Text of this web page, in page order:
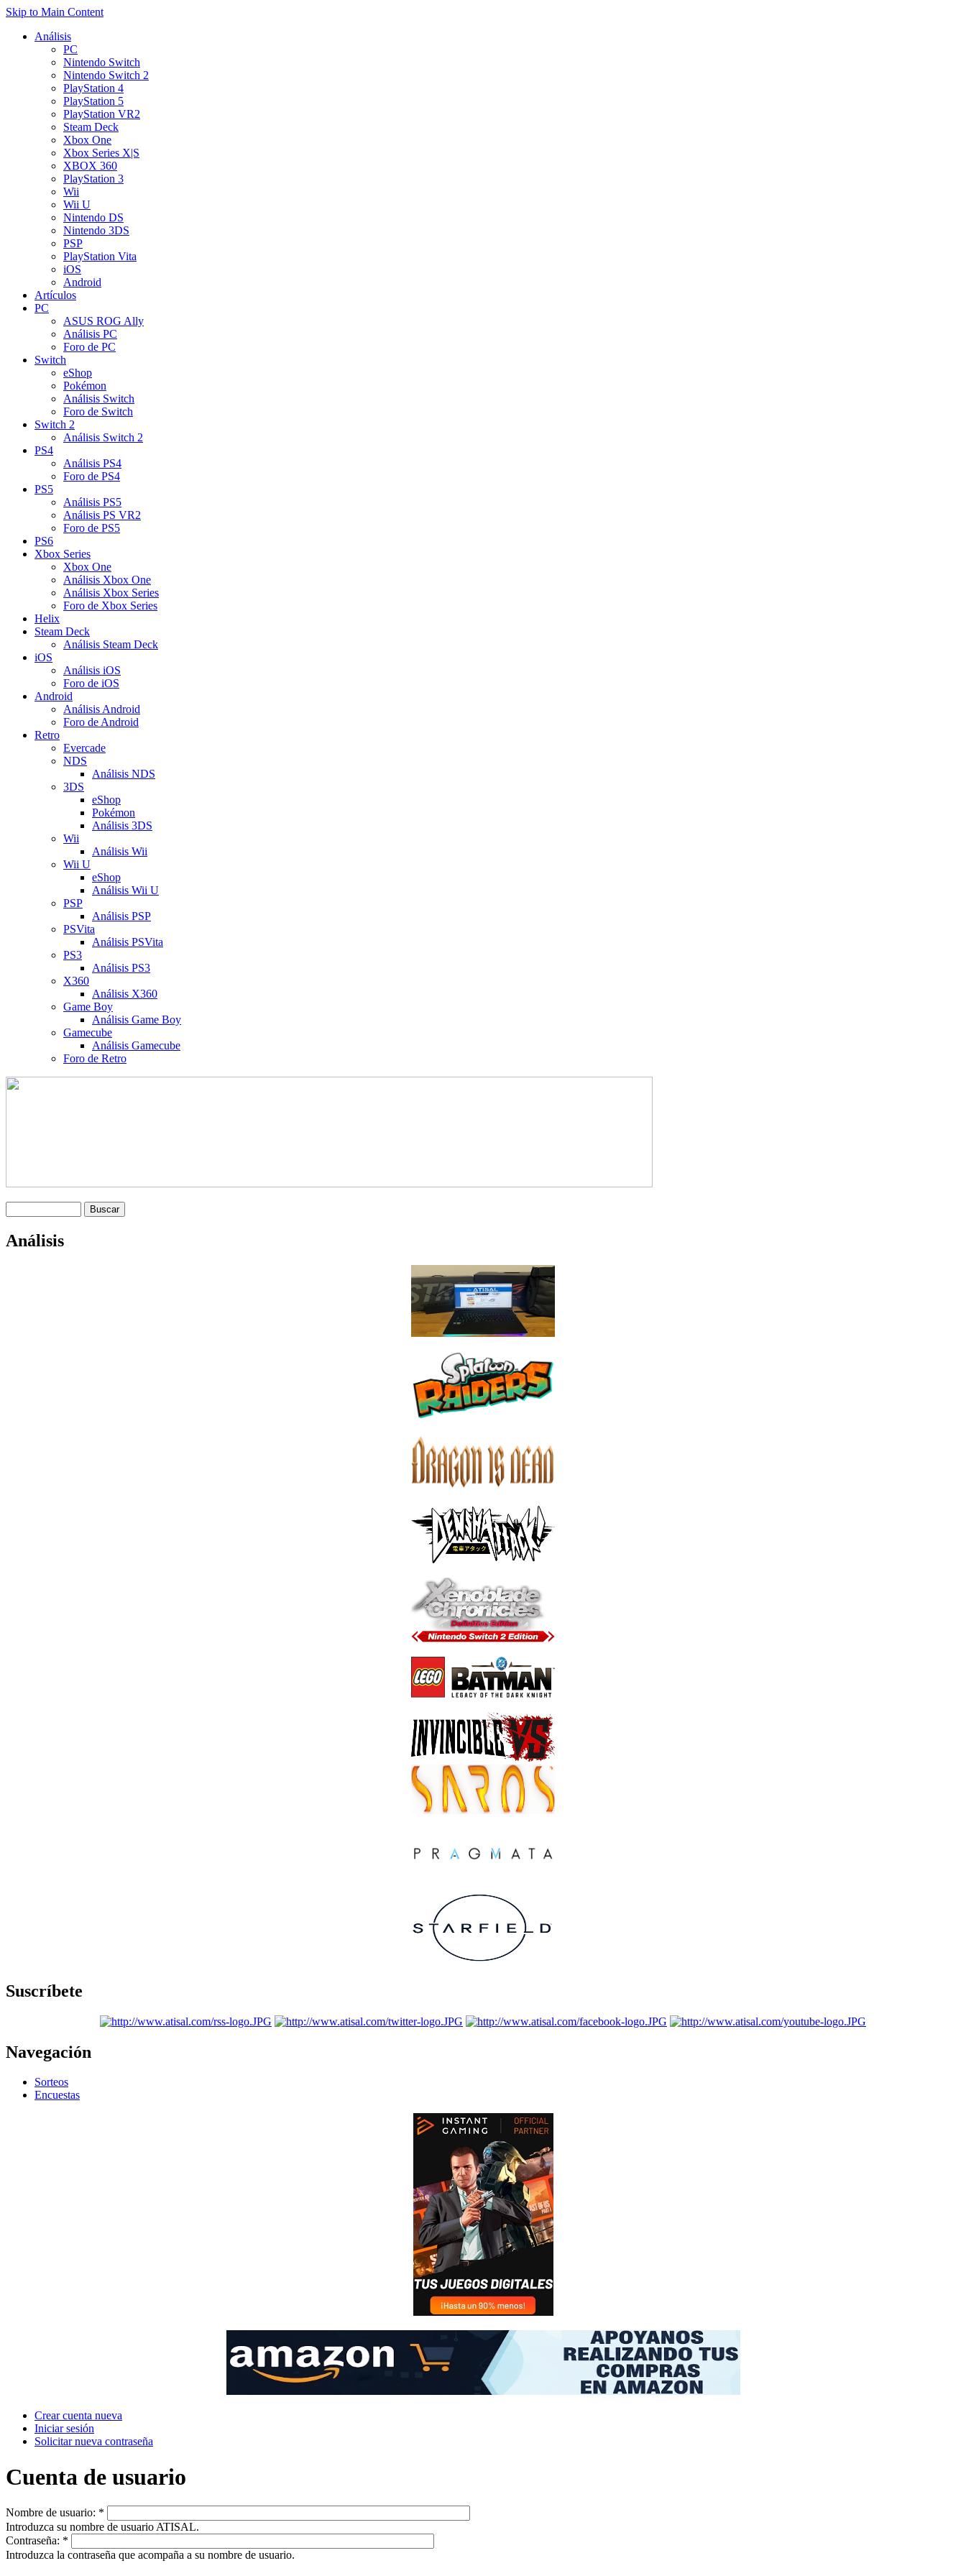
Skip to Main Content
Análisis
PC
Nintendo Switch
Nintendo Switch 2
PlayStation 4
PlayStation 5
PlayStation VR2
Steam Deck
Xbox One
Xbox Series X|S
XBOX 360
PlayStation 3
Wii
Wii U
Nintendo DS
Nintendo 3DS
PSP
PlayStation Vita
iOS
Android
Artículos
PC
ASUS ROG Ally
Análisis PC
Foro de PC
Switch
eShop
Pokémon
Análisis Switch
Foro de Switch
Switch 2
Análisis Switch 2
PS4
Análisis PS4
Foro de PS4
PS5
Análisis PS5
Análisis PS VR2
Foro de PS5
PS6
Xbox Series
Xbox One
Análisis Xbox One
Análisis Xbox Series
Foro de Xbox Series
Helix
Steam Deck
Análisis Steam Deck
iOS
Análisis iOS
Foro de iOS
Android
Análisis Android
Foro de Android
Retro
Evercade
NDS
Análisis NDS
3DS
eShop
Pokémon
Análisis 3DS
Wii
Análisis Wii
Wii U
eShop
Análisis Wii U
PSP
Análisis PSP
PSVita
Análisis PSVita
PS3
Análisis PS3
X360
Análisis X360
Game Boy
Análisis Game Boy
Gamecube
Análisis Gamecube
Foro de Retro
Análisis
Suscríbete
Navegación
Sorteos
Encuestas
Crear cuenta nueva
Iniciar sesión
Solicitar nueva contraseña
Cuenta de usuario
Nombre de usuario: *
Introduzca su nombre de usuario ATISAL.
Contraseña: *
Introduzca la contraseña que acompaña a su nombre de usuario.